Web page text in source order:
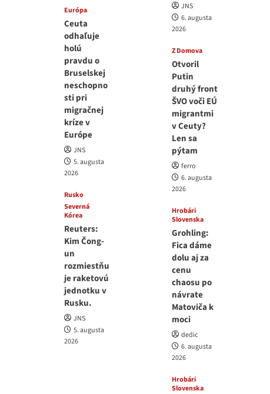
Európa
Ceuta
odhaľuje
holú
pravdu o
Bruselskej
neschopno
sti pri
migračnej
kríze v
Európe
JNS
5. augusta
2026
Rusko
Severná
Kórea
Reuters:
Kim Čong-
un
rozmiestňu
je raketovú
jednotku v
Rusku.
JNS
5. augusta
2026
JNS
6. augusta
2026
Z Domova
Otvoril
Putin
druhý front
ŠVO voči EÚ
migrantmi
v Ceuty?
Len sa
pýtam
ferro
6. augusta
2026
Hrobári
Slovenska
Grohling:
Fica dáme
dolu aj za
cenu
chaosu po
návrate
Matoviča k
moci
dedic
6. augusta
2026
Hrobári
Slovenska